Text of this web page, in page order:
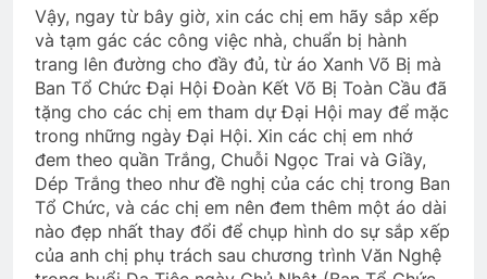
CTBCTY Tập IV chương 41
3 Years Ago
Mùa Hè Đỏ Lửa
2 Years Ago
Vậy, ngay từ bây giờ, xin các chị em hãy sắp xếp
và tạm gác các công việc nhà, chuẩn bị hành
trang lên đường cho đầy đủ, từ áo Xanh Võ Bị mà
Ban Tổ Chức Đại Hội Đoàn Kết Võ Bị Toàn Cầu đã
tặng cho các chị em tham dự Đại Hội may để mặc
trong những ngày Đại Hội. Xin các chị em nhớ
đem theo quần Trắng, Chuỗi Ngọc Trai và Giầy,
Dép Trắng theo như đề nghị của các chị trong Ban
Tổ Chức, và các chị em nên đem thêm một áo dài
nào đẹp nhất thay đổi để chụp hình do sự sắp xếp
của anh chị phụ trách sau chương trình Văn Nghệ